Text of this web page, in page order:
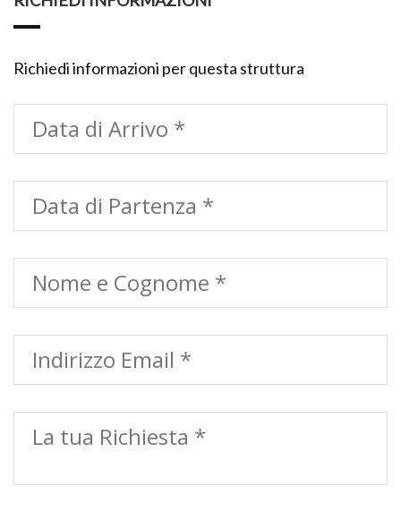
Richiedi informazioni per questa struttura